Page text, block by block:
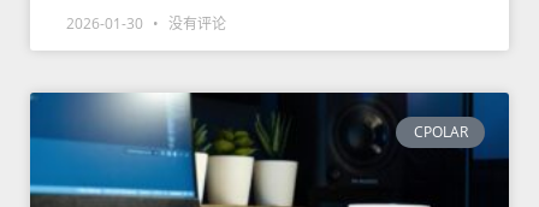
2026-01-30 没有评论
CPOLAR